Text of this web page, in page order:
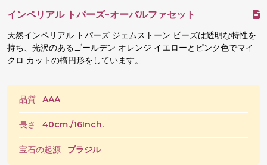
インペリアル トパーズ-オーバルファセット
天然インペリアル トパーズ ジェムストーン ビーズは透明な特性を
持ち、光沢のあるゴールデン オレンジ イエローとピンク色でマイ
クロ カットの楕円形をしています。
品質 : AAA
長さ : 40cm./16Inch.
宝石の起源 : ブラジル